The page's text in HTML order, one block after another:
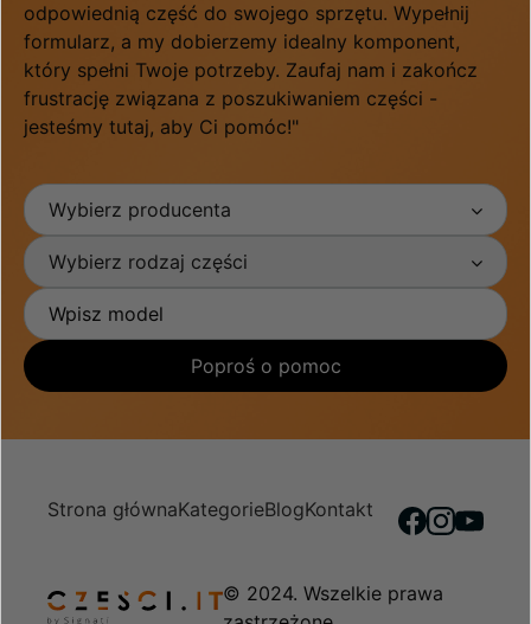
odpowiednią część do swojego sprzętu. Wypełnij
formularz, a my dobierzemy idealny komponent,
który spełni Twoje potrzeby. Zaufaj nam i zakończ
frustrację związana z poszukiwaniem części -
jesteśmy tutaj, aby Ci pomóc!"
Wybierz producenta
Wybierz rodzaj części
Poproś o pomoc
Strona głównaKategorieBlogKontakt
© 2024. Wszelkie prawa